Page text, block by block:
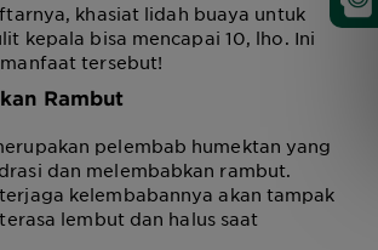
khasiat lidah buaya untuk
kepala bisa mencapai 10, lho. Ini
tersebut!
Rambut
pelembab humektan yang
dan melembabkan rambut.
kelembabannya akan tampak
lembut dan halus saat